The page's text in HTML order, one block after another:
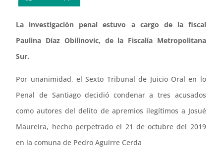
La investigación penal estuvo a cargo de la fiscal
Paulina Díaz Obilinovic, de la Fiscalía Metropolitana
Sur.
Por unanimidad, el Sexto Tribunal de Juicio Oral en lo
Penal de Santiago decidió condenar a tres acusados
como autores del delito de apremios ilegítimos a Josué
Maureira, hecho perpetrado el 21 de octubre del 2019
en la comuna de Pedro Aguirre Cerda